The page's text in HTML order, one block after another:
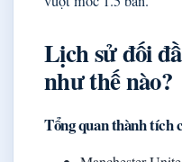
Lịch sử đối
như thế nào?
Tổng quan thành tích